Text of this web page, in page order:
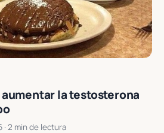
la testosterona
· 2 min de lectura